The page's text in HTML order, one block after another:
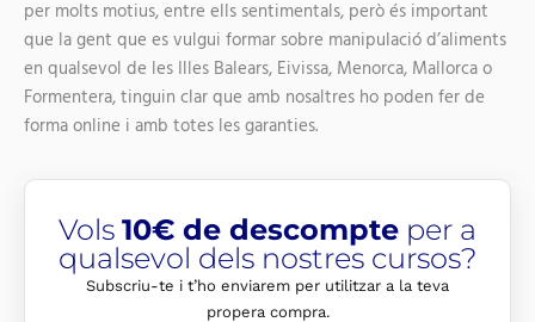
per molts motius, entre ells sentimentals, però és important
que la gent que es vulgui formar sobre manipulació d’aliments
en qualsevol de les Illes Balears, Eivissa, Menorca, Mallorca o
Formentera, tinguin clar que amb nosaltres ho poden fer de
forma online i amb totes les garanties.
Vols 10€ de descompte per a
qualsevol dels nostres cursos?
Subscriu-te i t’ho enviarem per utilitzar a la teva
propera compra.